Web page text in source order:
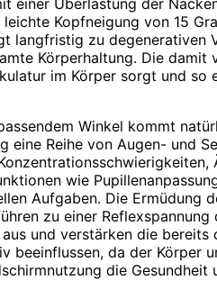
Kopfneigung von 15
zu degenerativen
Körperhaltung. Die
im Körper sorgt und
Winkel kommt
eine Reihe von Augen- und
wie
Aufgaben. Die Ermüdung
zu einer
und verstärken die
beeinflussen, da der Körper
die Gesundheit